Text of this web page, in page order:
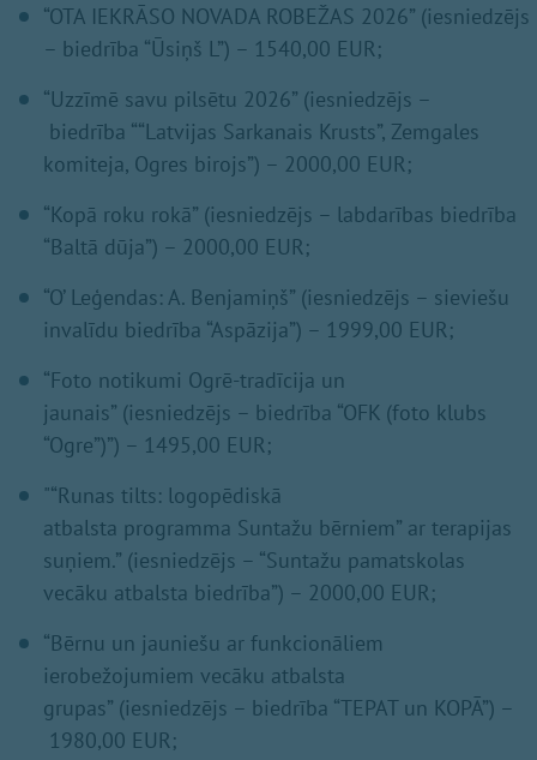
“OTA IEKRĀSO NOVADA ROBEŽAS 2026” (iesniedzējs
– biedrība “Ūsiņš L”) – 1540,00 EUR;
“Uzzīmē savu pilsētu 2026” (iesniedzējs –
biedrība ““Latvijas Sarkanais Krusts”, Zemgales
komiteja, Ogres birojs”) – 2000,00 EUR;
“Kopā roku rokā” (iesniedzējs – labdarības biedrība
“Baltā dūja”) – 2000,00 EUR;
“O’ Leģendas: A. Benjamiņš” (iesniedzējs – sieviešu
invalīdu biedrība “Aspāzija”) – 1999,00 EUR;
“Foto notikumi Ogrē-tradīcija un
jaunais” (iesniedzējs – biedrība “OFK (foto klubs
“Ogre”)”) – 1495,00 EUR;
"“Runas tilts: logopēdiskā
atbalsta programma Suntažu bērniem” ar terapijas
suņiem.” (iesniedzējs – “Suntažu pamatskolas
vecāku atbalsta biedrība”) – 2000,00 EUR;
“Bērnu un jauniešu ar funkcionāliem
ierobežojumiem vecāku atbalsta
grupas” (iesniedzējs – biedrība “TEPAT un KOPĀ”) –
1980,00 EUR;